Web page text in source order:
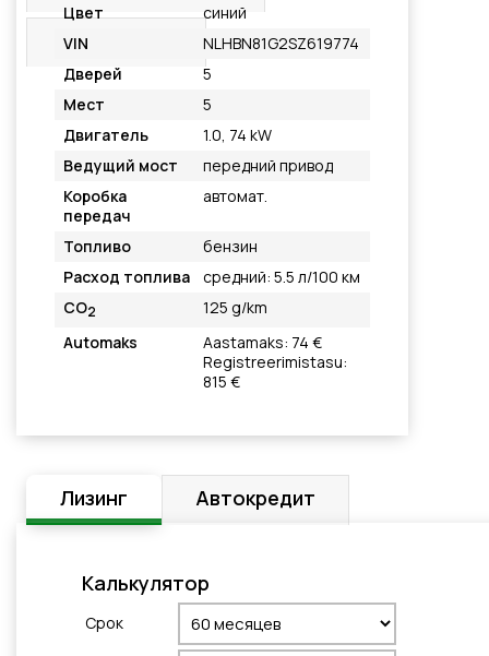
Подробнее
Цвет
синий
VIN
NLHBN81G2SZ619774
Дверей
5
Мест
5
Двигатель
1.0, 74 kW
Ведущий мост
передний привод
Коробка
передач
автомат.
Топливо
бензин
Расход топлива
средний: 5.5 л/100 км
CO2
125 g/km
Automaks
Aastamaks: 74 €
Registreerimistasu:
815 €
Лизинг Автокредит
Калькулятор
Cрок